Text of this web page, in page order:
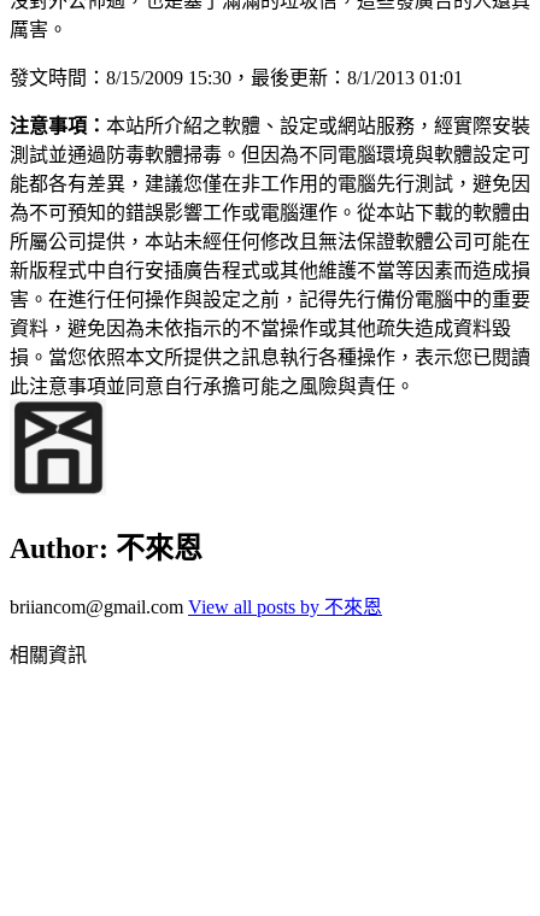
厲害。
發文時間：8/15/2009 15:30，最後更新：8/1/2013 01:01
注意事項： 本站所介紹之軟體、設定或網站服務，經實際安裝
測試並通過防毒軟體掃毒。但因為不同電腦環境與軟體設定可
能都各有差異，建議您僅在非工作用的電腦先行測試，避免因
為不可預知的錯誤影響工作或電腦運作。從本站下載的軟體由
所屬公司提供，本站未經任何修改且無法保證軟體公司可能在
新版程式中自行安插廣告程式或其他維護不當等因素而造成損
害。在進行任何操作與設定之前，記得先行備份電腦中的重要
資料，避免因為未依指示的不當操作或其他疏失造成資料毀
損。當您依照本文所提供之訊息執行各種操作，表示您已閱讀
此注意事項並同意自行承擔可能之風險與責任。
Author: 不來恩
briiancom@gmail.com View all posts by 不來恩
相關資訊